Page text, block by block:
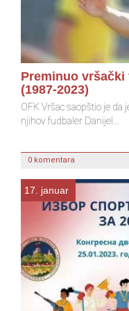
Preminuo
(1987-2023)
OFK Vršac saopštio je da
njihov fudbaler Danijel...
0 komentara
17. januar